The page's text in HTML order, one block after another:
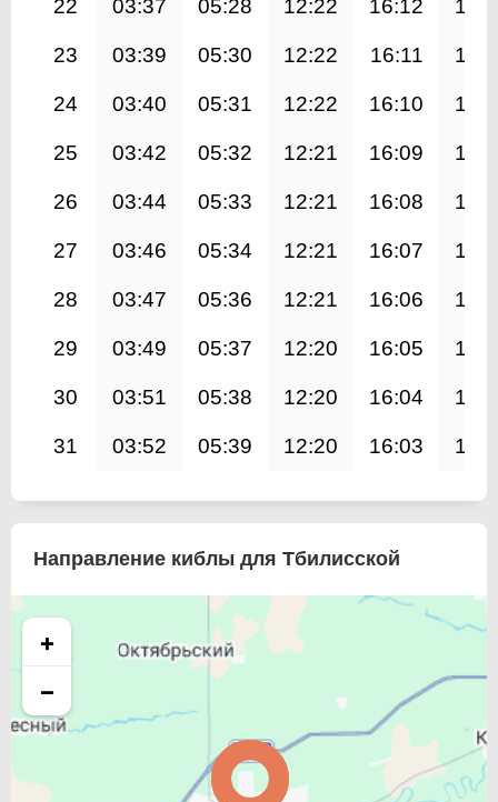
22 03:37 05:28 12:22 16:12
23 03:39 05:30 12:22 16:11
24 03:40 05:31 12:22 16:10
25 03:42 05:32 12:21 16:09
26 03:44 05:33 12:21 16:08
27 03:46 05:34 12:21 16:07
28 03:47 05:36 12:21 16:06
29 03:49 05:37 12:20 16:05
30 03:51 05:38 12:20 16:04
31 03:52 05:39 12:20 16:03
Направление киблы для Тбилисской
+
−